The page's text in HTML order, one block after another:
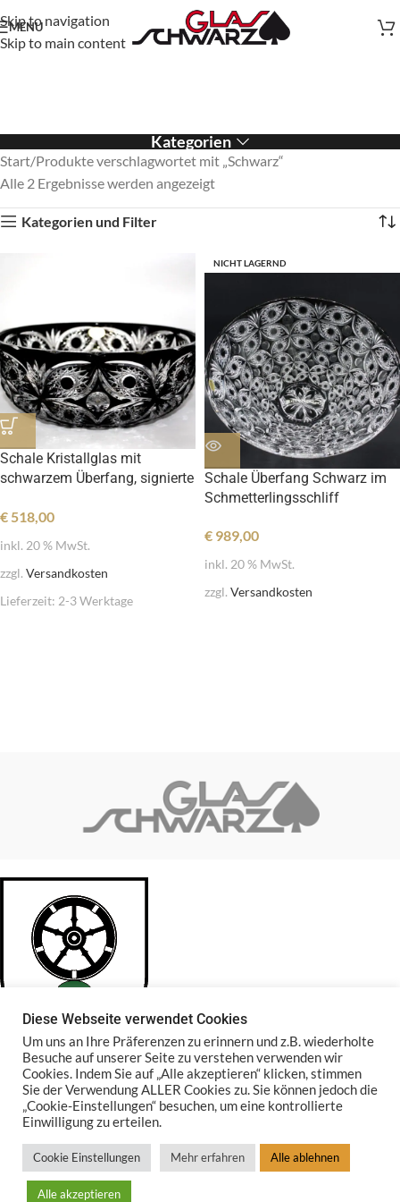
Skip to navigation
Skip to main content
MENU
Kategorien
Start Produkte verschlagwortet mit „Schwarz“
Alle 2 Ergebnisse werden angezeigt
Kategorien und Filter
Schale Kristallglas mit
schwarzem Überfang, signierte
€ 518,00
inkl. 20 % MwSt.
zzgl. Versandkosten
Lieferzeit: 2-3 Werktage
NICHT LAGERND
Schale Überfang Schwarz im
Schmetterlingsschliff
€ 989,00
inkl. 20 % MwSt.
zzgl. Versandkosten
Glasstadt Rattenberg
Südtirolerstr. 28 | 6240 Rattenberg
Telefon: +43 5337 66098
E-Mail: info@glas-schwarz.at
Diese Webseite verwendet Cookies
Um uns an Ihre Präferenzen zu erinnern und z.B. wiederholte
Besuche auf unserer Seite zu verstehen verwenden wir
Cookies. Indem Sie auf „Alle akzeptieren“ klicken, stimmen
Sie der Verwendung ALLER Cookies zu. Sie können jedoch die
„Cookie-Einstellungen“ besuchen, um eine kontrollierte
Einwilligung zu erteilen.
Cookie Einstellungen Mehr erfahren Alle ablehnen
Alle akzeptieren